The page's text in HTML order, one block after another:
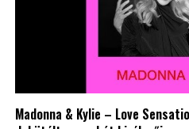
Madonna & Kylie – Love